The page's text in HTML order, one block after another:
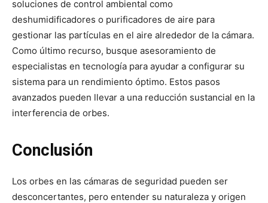
soluciones de control ambiental como
deshumidificadores o purificadores de aire para
gestionar las partículas en el aire alrededor de la cámara.
Como último recurso, busque asesoramiento de
especialistas en tecnología para ayudar a configurar su
sistema para un rendimiento óptimo. Estos pasos
avanzados pueden llevar a una reducción sustancial en la
interferencia de orbes.
Conclusión
Los orbes en las cámaras de seguridad pueden ser
desconcertantes, pero entender su naturaleza y origen